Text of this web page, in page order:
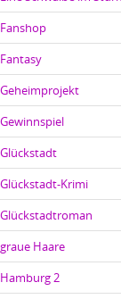
Fanshop
Fantasy
Geheimprojekt
Gewinnspiel
Glückstadt
Glückstadt-Krimi
Glückstadtroman
graue Haare
Hamburg 2